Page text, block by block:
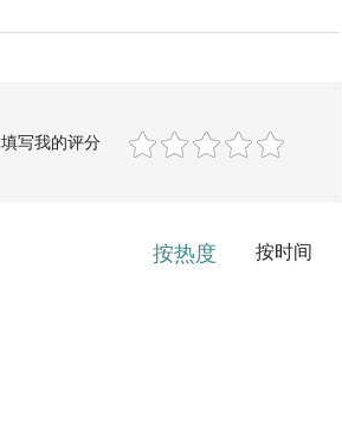
填写我的评分
按热度 按时间